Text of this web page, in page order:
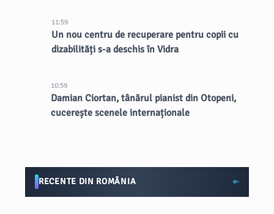
11:59
Un nou centru de recuperare pentru copii cu
dizabilități s-a deschis în Vidra
10:59
Damian Ciortan, tânărul pianist din Otopeni,
cucerește scenele internaționale
RECENTE DIN ROMÂNIA